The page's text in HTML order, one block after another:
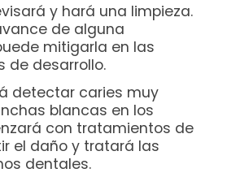
y hará una limpieza.
de alguna
mitigarla en las
de desarrollo.
detectar caries muy
blancas en los
con tratamientos de
el daño y tratará las
dentales.